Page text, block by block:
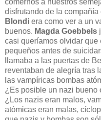
disfrutando de la compañía
Blondi era como ver a un
buenos. Magda Goebbels
casi queríamos olvidar
pequeños antes de
llamaba a las puertas de
reventaban de alegría tras
las vampíricas bombas
¿Es posible un nazi bueno
¿Los nazis eran malos,
atómicas eran malas,